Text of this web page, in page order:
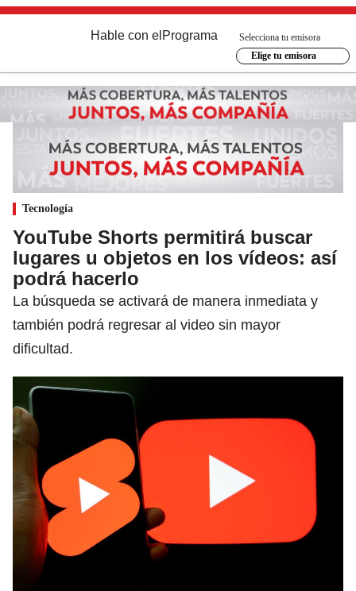
Hable con el Programa
Selecciona tu emisora
Elige tu emisora
Tecnología
YouTube Shorts permitirá buscar
lugares u objetos en los vídeos: así
podrá hacerlo
La búsqueda se activará de manera inmediata y
también podrá regresar al video sin mayor
dificultad.